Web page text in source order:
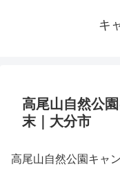
キ
高尾山自然公
末｜大分市
高尾山自然公園キャ